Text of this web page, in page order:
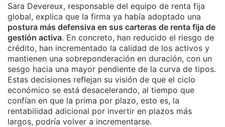
Sara Devereux, responsable del equipo de renta fija
global, explica que la firma ya había adoptado una
postura más defensiva en sus carteras de renta fija de
gestión activa. En concreto, han reducido el riesgo de
crédito, han incrementado la calidad de los activos y
mantienen una sobreponderación en duración, con un
sesgo hacia una mayor pendiente de la curva de tipos.
Estas decisiones reflejan su visión de que el ciclo
económico se está desacelerando, al tiempo que
confían en que la prima por plazo, esto es, la
rentabilidad adicional por invertir en plazos más
largos, podría volver a incrementarse.